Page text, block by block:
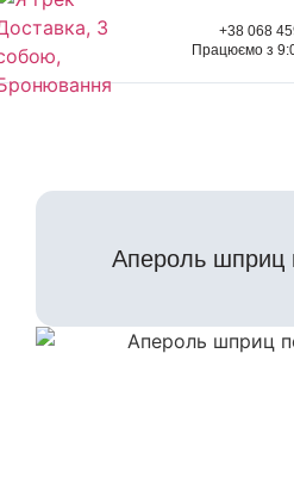
+38 068
Працюємо з
Апероль шприц